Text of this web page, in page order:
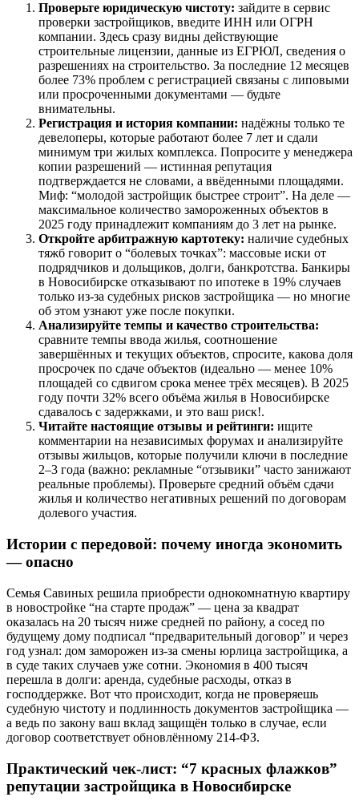
Проверьте юридическую чистоту: зайдите в сервис
проверки застройщиков, введите ИНН или ОГРН
компании. Здесь сразу видны действующие
строительные лицензии, данные из ЕГРЮЛ, сведения о
разрешениях на строительство. За последние 12 месяцев
более 73% проблем с регистрацией связаны с липовыми
или просроченными документами — будьте
внимательны.
Регистрация и история компании: надёжны только те
девелоперы, которые работают более 7 лет и сдали
минимум три жилых комплекса. Попросите у менеджера
копии разрешений — истинная репутация
подтверждается не словами, а ввёденными площадями.
Миф: “молодой застройщик быстрее строит”. На деле —
максимальное количество замороженных объектов в
2025 году принадлежит компаниям до 3 лет на рынке.
Откройте арбитражную картотеку: наличие судебных
тяжб говорит о “болевых точках”: массовые иски от
подрядчиков и дольщиков, долги, банкротства. Банкиры
в Новосибирске отказывают по ипотеке в 19% случаев
только из-за судебных рисков застройщика — но многие
об этом узнают уже после покупки.
Анализируйте темпы и качество строительства:
сравните темпы ввода жилья, соотношение
завершённых и текущих объектов, спросите, какова доля
просрочек по сдаче объектов (идеально — менее 10%
площадей со сдвигом срока менее трёх месяцев). В 2025
году почти 32% всего объёма жилья в Новосибирске
сдавалось с задержками, и это ваш риск!.
Читайте настоящие отзывы и рейтинги: ищите
комментарии на независимых форумах и анализируйте
отзывы жильцов, которые получили ключи в последние
2–3 года (важно: рекламные “отзывики” часто занижают
реальные проблемы). Проверьте средний объём сдачи
жилья и количество негативных решений по договорам
долевого участия.
Истории с передовой: почему иногда экономить
— опасно
Семья Савиных решила приобрести однокомнатную квартиру
в новостройке “на старте продаж” — цена за квадрат
оказалась на 20 тысяч ниже средней по району, а сосед по
будущему дому подписал “предварительный договор” и через
год узнал: дом заморожен из-за смены юрлица застройщика, а
в суде таких случаев уже сотни. Экономия в 400 тысяч
перешла в долги: аренда, судебные расходы, отказ в
господдержке. Вот что происходит, когда не проверяешь
судебную чистоту и подлинность документов застройщика —
а ведь по закону ваш вклад защищён только в случае, если
договор соответствует обновлённому 214-ФЗ.
Практический чек-лист: “7 красных флажков”
репутации застройщика в Новосибирске